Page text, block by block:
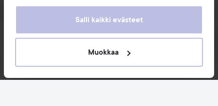
heille tai joita on kerätty, kun olet käyttänyt heidän
evästeiden käytön.
Salli kaikki evästeet
Muokkaa
Lisa
6 kuukautta sitten
Viesti luotiin 6 kuukautta sitten
Arvosana:
Vahvistettu ostaja